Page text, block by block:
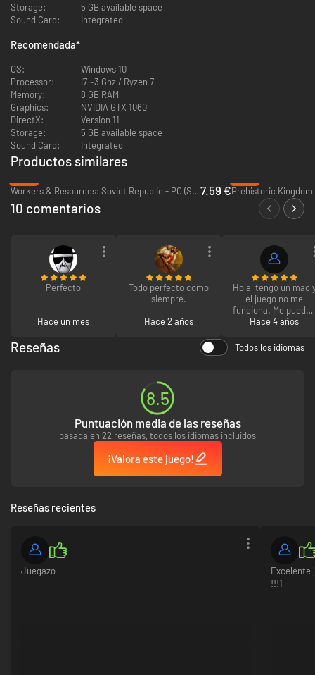
Crea un imperio de producción de droga y cadenas de narcotráfico
mientras te enfrentas a tenientes traidores, a las autoridades y a la
opinión pública. Comercia con marihuana, cocaína, metanfetaminas y,
por supuesto, con productos legales como coartada para tus negocios.
Conquista las regiones circundantes y aumenta los beneficios para
desbloquear nuevas rutas de mejoras y nuevas oportunidades de
investigación.
Los cárteles rivales, la DEA, el ejército e incluso la CIA serán una amenaza
para tu negocio. La muerte es inevitable, pero no es el fin. Cuando
mueras (los señores de la droga nunca tienen un final feliz), nombra a tu
Storage:
5 GB available space
Sound Card:
Integrated
Recomendada*
OS:
Windows 10
Processor:
i7 ~3 Ghz / Ryzen 7
Memory:
8 GB RAM
Graphics:
NVIDIA GTX 1060
DirectX:
Version 11
Storage:
5 GB available space
Sound Card:
Integrated
Productos similares
Workers & Resources: Soviet Republic - PC (Steam)7.59 €Prehistoric Kingdom
10 comentarios
Perfecto
Hace un mes
Todo perfecto como
siempre.
Hace 2 años
Hola, tengo un mac
el juego no me
funciona. Me pueden
reenbolsar el
Hace 4 años
Reseñas Todos los idiomas
8.5
Puntuación media de las reseñas
basada en 22 reseñas, todos los idiomas incluidos
¡Valora este juego!
Reseñas recientes
Juegazo
Excelente
!!!1